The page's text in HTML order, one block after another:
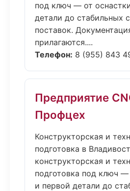
под ключ — от
детали до стабильных
поставок.
прилагаются....
Телефон: 8 (955) 843
Предприятие
Профцех
Конструкторская и
подготовка в
конструкторская и
подготовка под ключ —
и первой детали до